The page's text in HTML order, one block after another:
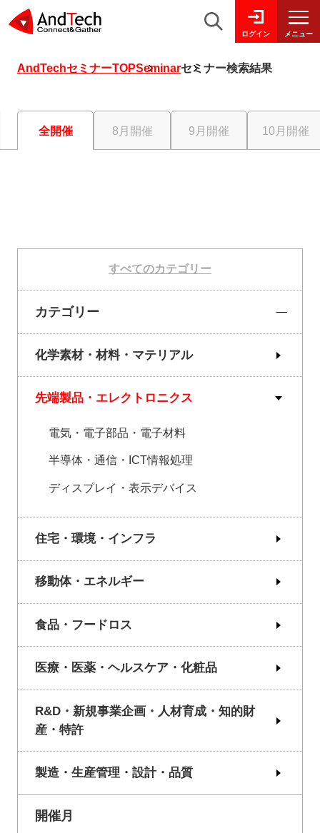
ログイン メニュー
AndTechセミナーTOPSeminarセミナー検索結果
全開催 8月開催 9月開催 10月開催
すべてのカテゴリー
カテゴリー
化学素材・材料・マテリアル
先端製品・エレクトロニクス
電気・電子部品・電子材料
半導体・通信・ICT情報処理
ディスプレイ・表示デバイス
住宅・環境・インフラ
移動体・エネルギー
食品・フードロス
医療・医薬・ヘルスケア・化粧品
R&D・新規事業企画・人材育成・知的財
産・特許
製造・生産管理・設計・品質
開催月